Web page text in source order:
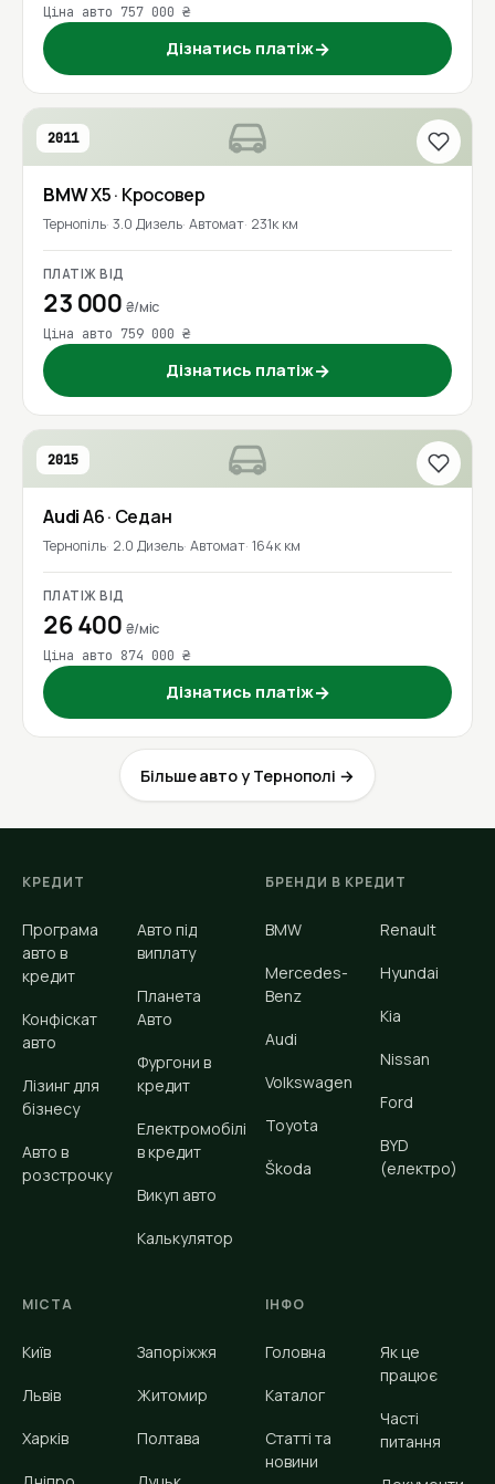
Ціна авто 757 000 ₴
Дізнатись платіж→
2011
BMWX5· Кросовер
Тернопіль 3.0 Дизель Автомат 231к км
ПЛАТІЖ ВІД
23 000 ₴/міс
Ціна авто 759 000 ₴
Дізнатись платіж→
2015
AudiA6· Седан
Тернопіль 2.0 Дизель Автомат 164к км
ПЛАТІЖ ВІД
26 400 ₴/міс
Ціна авто 874 000 ₴
Дізнатись платіж→
Більше авто у Тернополі →
КРЕДИТ
Програма
авто в
кредит
Конфіскат
авто
Лізинг для
бізнесу
Авто в
розстрочку
Авто під
виплату
Планета
Авто
Фургони в
кредит
Електромобілі
в кредит
Викуп авто
Калькулятор
БРЕНДИ В КРЕДИТ
BMW
Mercedes-
Benz
Audi
Volkswagen
Toyota
Škoda
Renault
Hyundai
Kia
Nissan
Ford
BYD
(електро)
МІСТА
Київ
Львів
Харків
Запоріжжя
Житомир
Полтава
ІНФО
Головна
Каталог
Статті та
новини
Як це
працює
Часті
питання